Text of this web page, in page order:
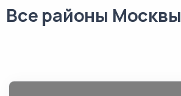
Все районы Москвы